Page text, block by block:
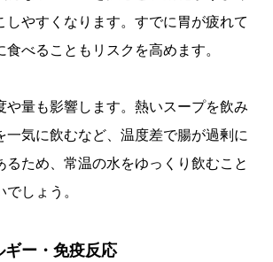
しやすくなります。すでに胃が疲れて
食べることもリスクを高めます。
や量も影響します。熱いスープを飲み
一気に飲むなど、温度差で腸が過剰に
るため、常温の水をゆっくり飲むこと
しょう。
ー・免疫反応